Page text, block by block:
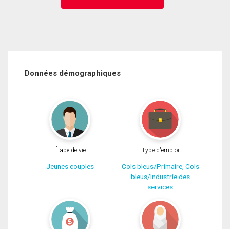
Données démographiques
Étape de vie
Jeunes couples
Type d'emploi
Cols bleus/Primaire, Cols
bleus/Industrie des
services